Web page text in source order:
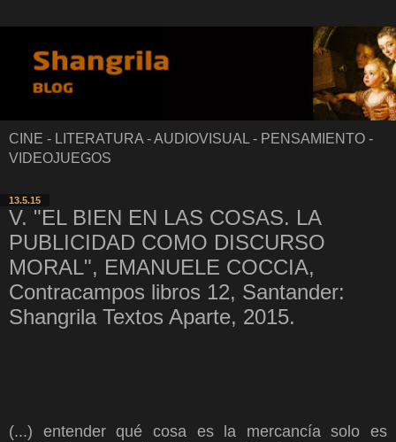
CINE - LITERATURA - AUDIOVISUAL - PENSAMIENTO -
VIDEOJUEGOS
13.5.15
V. "EL BIEN EN LAS COSAS. LA
PUBLICIDAD COMO DISCURSO
MORAL", EMANUELE COCCIA,
Contracampos libros 12, Santander:
Shangrila Textos Aparte, 2015.
(...) entender qué cosa es la mercancía solo es